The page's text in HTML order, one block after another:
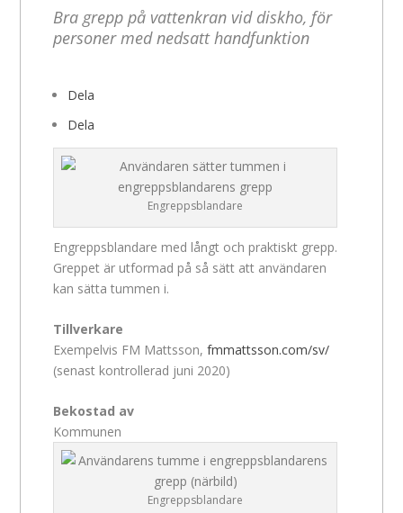
Bra grepp på vattenkran vid diskho, för
personer med nedsatt handfunktion
Dela
Dela
Engreppsblandare
Engreppsblandare med långt och praktiskt grepp.
Greppet är utformad på så sätt att användaren
kan sätta tummen i.
Tillverkare
Exempelvis FM Mattsson,fmmattsson.com/sv/
(senast kontrollerad juni 2020)
Bekostad av
Kommunen
Engreppsblandare